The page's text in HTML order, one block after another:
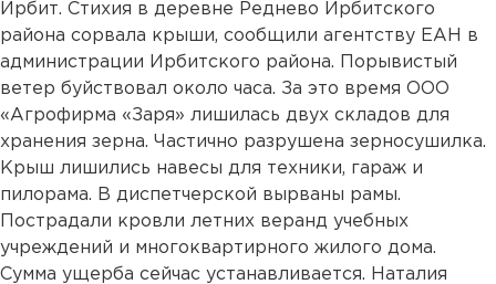
Ирбит. Стихия в деревне Реднево Ирбитского
района сорвала крыши, сообщили агентству ЕАН в
администрации Ирбитского района. Порывистый
ветер буйствовал около часа. За это время ООО
«Агрофирма «Заря» лишилась двух складов для
хранения зерна. Частично разрушена зерносушилка.
Крыш лишились навесы для техники, гараж и
пилорама. В диспетчерской вырваны рамы.
Пострадали кровли летних веранд учебных
учреждений и многоквартирного жилого дома.
Сумма ущерба сейчас устанавливается. Наталия